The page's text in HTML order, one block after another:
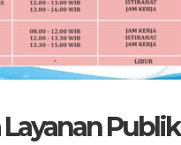
Layanan Publik